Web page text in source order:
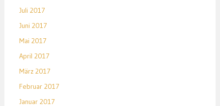
Juli 2017
Juni 2017
Mai 2017
April 2017
März 2017
Februar 2017
Januar 2017